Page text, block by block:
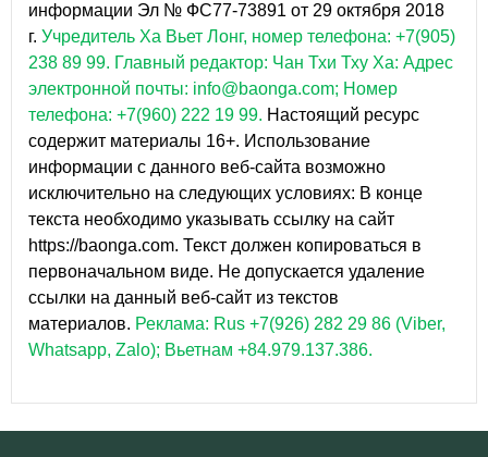
информации Эл № ФС77-73891 от 29 октября 2018
г. Учредитель Ха Вьет Лонг, номер телефона: +7(905)
238 89 99. Главный редактор: Чан Тхи Тху Ха: Адрес
электронной почты: info@baonga.com; Номер
телефона: +7(960) 222 19 99. Настоящий ресурс
содержит материалы 16+. Использование
информации с данного веб-сайта возможно
исключительно на следующих условиях: В конце
текста необходимо указывать ссылку на сайт
https://baonga.com. Текст должен копироваться в
первоначальном виде. Не допускается удаление
ссылки на данный веб-сайт из текстов
материалов. Реклама: Rus +7(926) 282 29 86 (Viber,
Whatsapp, Zalo); Вьетнам +84.979.137.386.